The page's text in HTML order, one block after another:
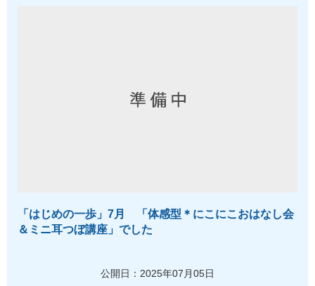
「はじめの一歩」7月 「体感型＊にこにこおはなし会
＆ミニ耳つぼ講座」でした
公開日：2025年07月05日